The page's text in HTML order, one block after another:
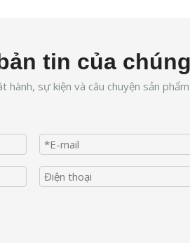
tin của
hành, sự kiện và câu chuyện sản phẩm